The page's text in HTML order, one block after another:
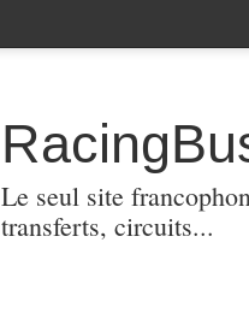
Le seul site
transferts, circuits...